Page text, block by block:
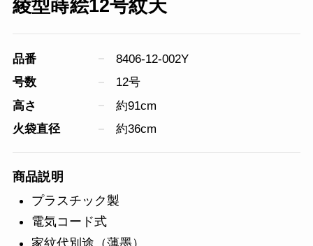
綾型蒔絵12号紋天
品番
8406-12-002Y
号数
12号
高さ
約91cm
火袋直径
約36cm
商品説明
プラスチック製
電気コード式
家紋代別途（薄墨）